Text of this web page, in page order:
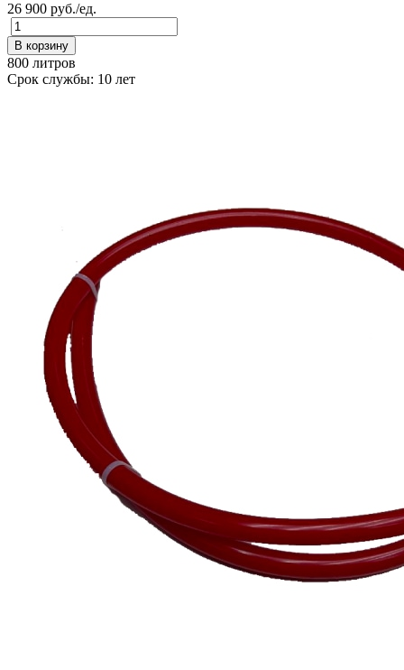
26 900 руб./ед.
В корзину
800 литров
Срок службы: 10 лет